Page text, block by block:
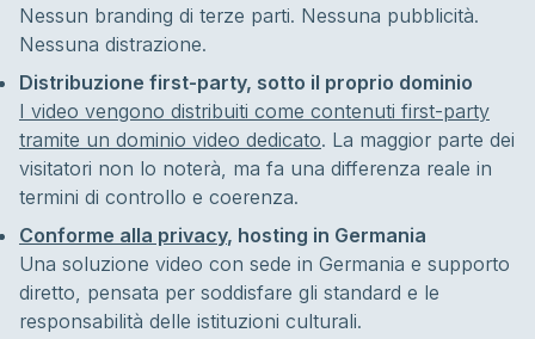
Nessun branding di terze parti. Nessuna pubblicità.
Nessuna distrazione.
Distribuzione first-party, sotto il proprio dominio
I video vengono distribuiti come contenuti first-party
tramite un dominio video dedicato. La maggior parte dei
visitatori non lo noterà, ma fa una differenza reale in
termini di controllo e coerenza.
Conforme alla privacy, hosting in Germania
Una soluzione video con sede in Germania e supporto
diretto, pensata per soddisfare gli standard e le
responsabilità delle istituzioni culturali.